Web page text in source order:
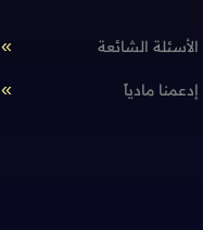
الأسئلة الشائعة
إدعمنا مادياً